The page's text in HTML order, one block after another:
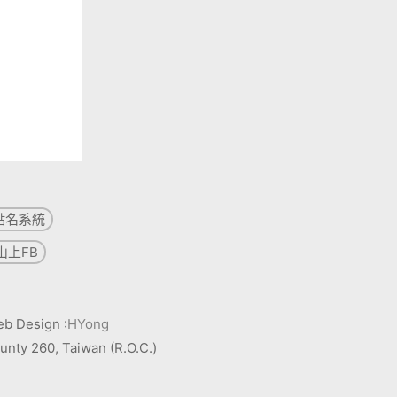
名系統
上FB
Design :HYong
260, Taiwan (R.O.C.)